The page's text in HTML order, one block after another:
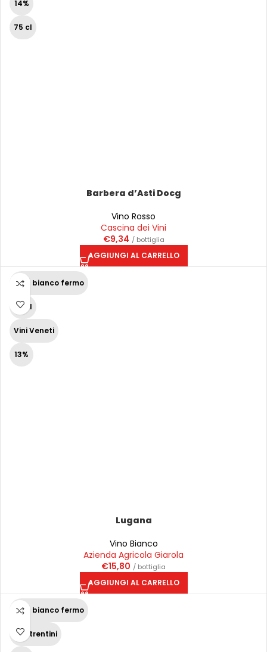
14%
75 cl
Barbera d’Asti Docg
Vino Rosso
Cascina dei Vini
€9,34 / bottiglia
AGGIUNGI AL CARRELLO
Vino bianco fermo
75 cl
Vini Veneti
13%
Lugana
Vino Bianco
Azienda Agricola Giarola
€15,80 / bottiglia
AGGIUNGI AL CARRELLO
Vino bianco fermo
Vini trentini